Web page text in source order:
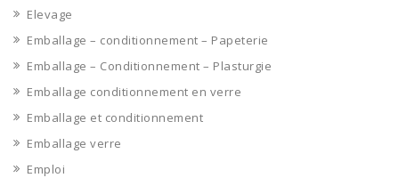
Elevage
Emballage – conditionnement – Papeterie
Emballage – Conditionnement – Plasturgie
Emballage conditionnement en verre
Emballage et conditionnement
Emballage verre
Emploi